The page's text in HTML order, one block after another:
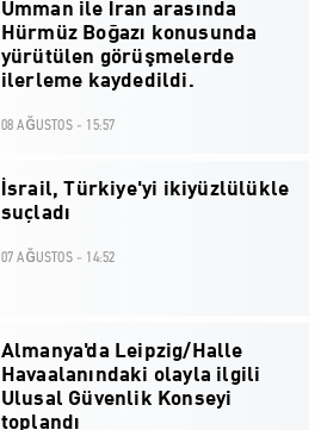
Umman ile İran arasında
Hürmüz Boğazı konusunda
yürütülen görüşmelerde
ilerleme kaydedildi.
08 AĞUSTOS - 15:57
İsrail, Türkiye'yi ikiyüzlülükle
suçladı
07 AĞUSTOS - 14:52
Almanya'da Leipzig/Halle
Havaalanındaki olayla ilgili
Ulusal Güvenlik Konseyi
toplandı